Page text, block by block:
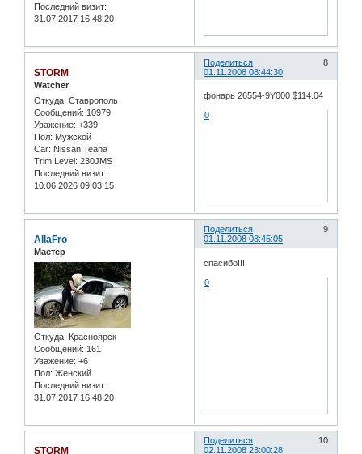
Последний визит:
31.07.2017 16:48:20
Поделиться
8
01.11.2008 08:44:30
STORM
Watcher
Откуда: Ставрополь
Сообщений: 10979
Уважение: +339
Пол: Мужской
Car: Nissan Teana
Trim Level: 230JMS
Последний визит:
10.06.2026 09:03:15
фонарь 26554-9Y000 $114.04
0
Поделиться
9
01.11.2008 08:45:05
AllaFro
Мастер
Откуда: Красноярск
Сообщений: 161
Уважение: +6
Пол: Женский
Последний визит:
31.07.2017 16:48:20
спасибо!!!
0
Поделиться
10
02.11.2008 23:00:28
STORM